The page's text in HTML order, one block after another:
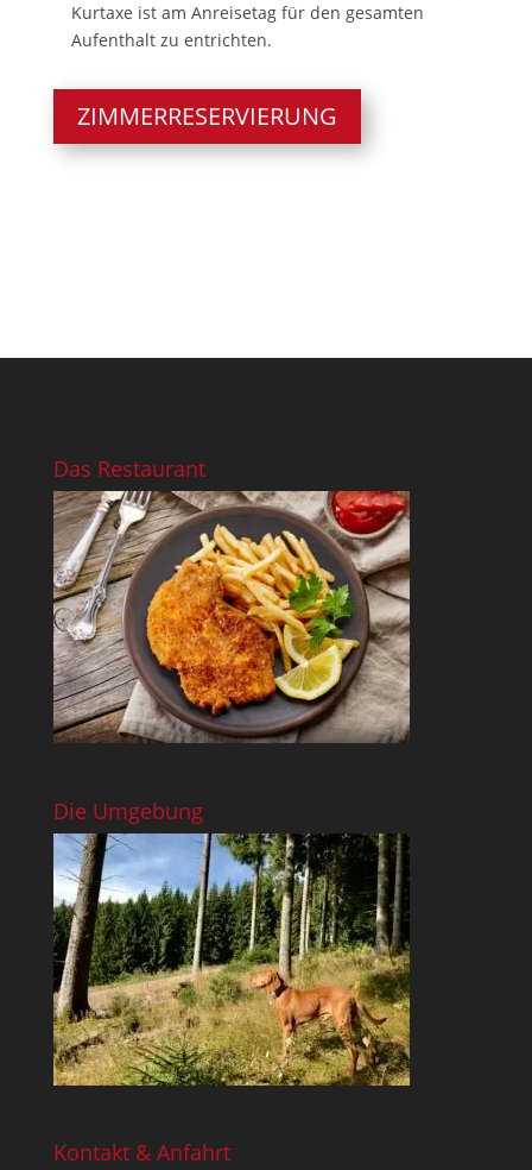
Kurtaxe ist am Anreisetag für den gesamten
Aufenthalt zu entrichten.
ZIMMERRESERVIERUNG
Das Restaurant
Die Umgebung
Kontakt & Anfahrt